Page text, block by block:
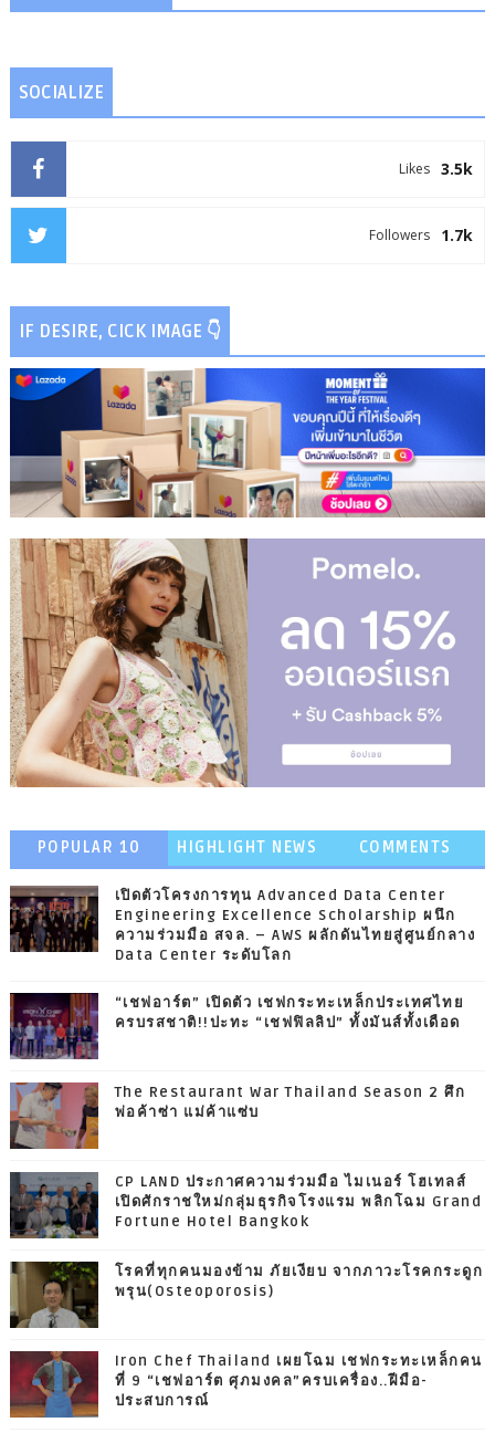
SOCIALIZE
3.5k
Likes
1.7k
Followers
IF DESIRE, CICK IMAGE 👇
POPULAR 10 HIGHLIGHT NEWS COMMENTS
เปิดตัวโครงการทุน Advanced Data Center
Engineering Excellence Scholarship ผนึก
ความร่วมมือ สจล. – AWS ผลักดันไทยสู่ศูนย์กลาง
Data Center ระดับโลก
“เชฟอาร์ต” เปิดตัว เชฟกระทะเหล็กประเทศไทย
ครบรสชาติ!!ปะทะ “เชฟฟิลลิป” ทั้งมันส์ทั้งเดือด
The Restaurant War Thailand Season 2 ศึก
พ่อค้าซ่า แม่ค้าแซ่บ
CP LAND ประกาศความร่วมมือ ไมเนอร์ โฮเทลส์
เปิดศักราชใหม่กลุ่มธุรกิจโรงแรม พลิกโฉม Grand
Fortune Hotel Bangkok
โรคที่ทุกคนมองข้าม ภัยเงียบ จากภาวะโรคกระดูก
พรุน(Osteoporosis)
Iron Chef Thailand เผยโฉม เชฟกระทะเหล็กคน
ที่ 9 “เชฟอาร์ต ศุภมงคล”ครบเครื่อง..ฝีมือ-
ประสบการณ์